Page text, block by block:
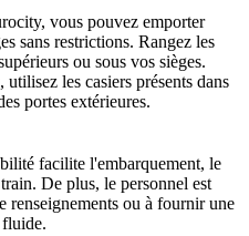
vous pouvez emporter
sans restrictions. Rangez les
ou sous vos sièges.
les casiers présents dans
portes extérieures.
facilite l'embarquement, le
De plus, le personnel est
renseignements ou à fournir une
fluide.